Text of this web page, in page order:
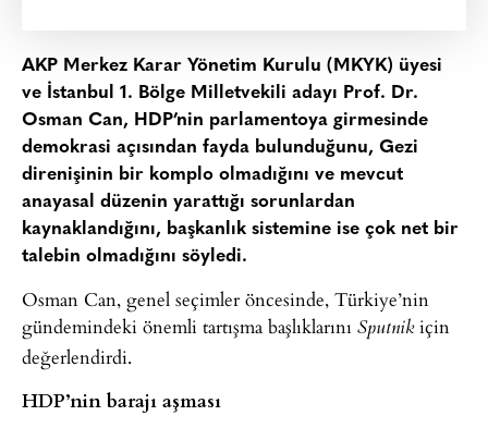
AKP Merkez Karar Yönetim Kurulu (MKYK) üyesi
ve İstanbul 1. Bölge Milletvekili adayı Prof. Dr.
Osman Can, HDP’nin parlamentoya girmesinde
demokrasi açısından fayda bulunduğunu, Gezi
direnişinin bir komplo olmadığını ve mevcut
anayasal düzenin yarattığı sorunlardan
kaynaklandığını, başkanlık sistemine ise çok net bir
talebin olmadığını söyledi.
Osman Can, genel seçimler öncesinde, Türkiye’nin
gündemindeki önemli tartışma başlıklarını Sputnikiçin
değerlendirdi.
HDP’nin barajı aşması